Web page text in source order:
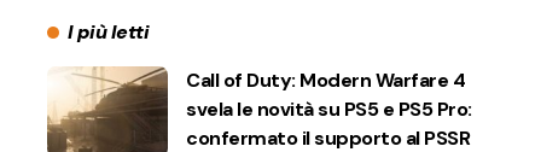
I più letti
Call of Duty: Modern Warfare 4
svela le novità su PS5 e PS5 Pro:
confermato il supporto al PSSR